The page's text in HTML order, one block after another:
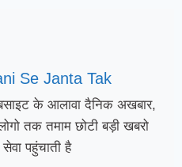
Se Janta Tak
के आलावा दैनिक अखबार,
तक तमाम छोटी बड़ी खबरो
पहुंचाती है